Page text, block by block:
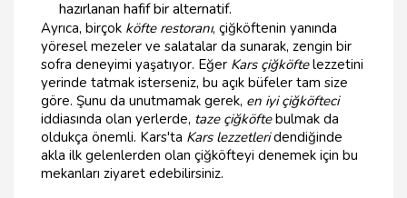
hazırlanan hafif bir alternatif.
Ayrıca, birçok köfte restoranı, çiğköftenin yanında
yöresel mezeler ve salatalar da sunarak, zengin bir
sofra deneyimi yaşatıyor. Eğer Kars çiğköftelezzetini
yerinde tatmak isterseniz, bu açık büfeler tam size
göre. Şunu da unutmamak gerek, en iyi çiğköfteci
iddiasında olan yerlerde, taze çiğköftebulmak da
oldukça önemli. Kars'ta Kars lezzetleridendiğinde
akla ilk gelenlerden olan çiğköfteyi denemek için bu
mekanları ziyaret edebilirsiniz.